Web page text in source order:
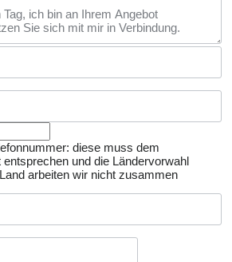
diese muss dem
entsprechen und die Ländervorwahl
arbeiten wir nicht zusammen